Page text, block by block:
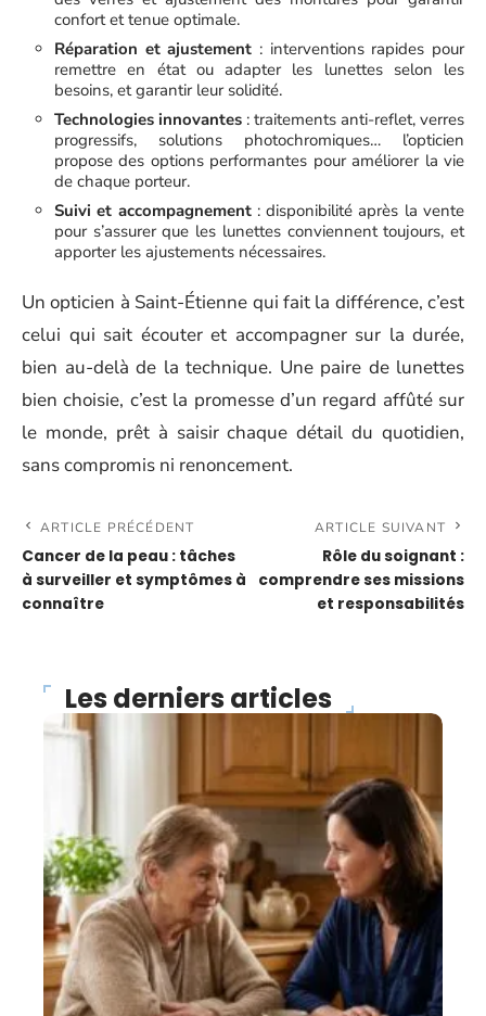
confort et tenue optimale.
Réparation et ajustement : interventions rapides pour
remettre en état ou adapter les lunettes selon les
besoins, et garantir leur solidité.
Technologies innovantes : traitements anti-reflet, verres
progressifs, solutions photochromiques… l’opticien
propose des options performantes pour améliorer la vie
de chaque porteur.
Suivi et accompagnement: disponibilité après la vente
pour s’assurer que les lunettes conviennent toujours, et
apporter les ajustements nécessaires.
Un opticien à Saint-Étienne qui fait la différence, c’est
celui qui sait écouter et accompagner sur la durée,
bien au-delà de la technique. Une paire de lunettes
bien choisie, c’est la promesse d’un regard affûté sur
le monde, prêt à saisir chaque détail du quotidien,
sans compromis ni renoncement.
ARTICLE PRÉCÉDENT
Cancer de la peau : tâches
à surveiller et symptômes à
connaître
ARTICLE SUIVANT
Rôle du soignant :
comprendre ses missions
et responsabilités
Les derniers articles